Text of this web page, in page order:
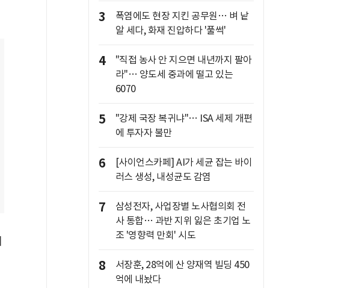
3
폭염에도 현장 지킨 공무원… 벼 낱
알 세다, 화재 진압하다 '풀썩'
4
"직접 농사 안 지으면 내년까지 팔아
라"… 양도세 중과에 떨고 있는
6070
5
"강제 국장 복귀냐"… ISA 세제 개편
에 투자자 불만
6
[사이언스카페] AI가 세균 잡는 바이
러스 생성, 내성균도 감염
7
삼성전자, 사업장별 노사협의회 전
사 통합… 과반 지위 잃은 초기업 노
조 '영향력 만회' 시도
8
서장훈, 28억에 산 양재역 빌딩 450
억에 내놨다